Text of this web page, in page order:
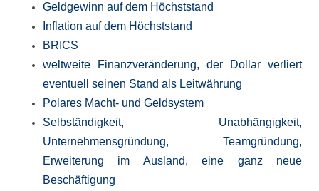
Geldgewinn auf dem Höchststand
Inflation auf dem Höchststand
BRICS
weltweite Finanzveränderung, der Dollar verliert
eventuell seinen Stand als Leitwährung
Polares Macht- und Geldsystem
Selbständigkeit, Unabhängigkeit,
Unternehmensgründung, Teamgründung,
Erweiterung im Ausland, eine ganz neue
Beschäftigung